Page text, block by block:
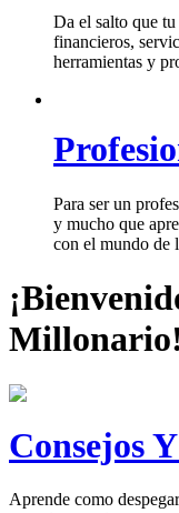
Da el salto que
financieros,
herramientas y
Para ser un
y mucho que
con el mundo de
Millonario!
Consejos
Aprende como